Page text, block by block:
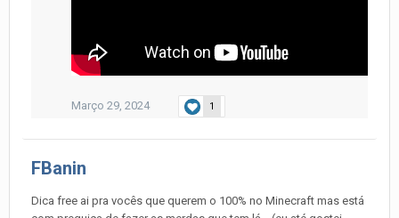
Março 29, 2024 1
FBanin
Dica free ai pra vocês que querem o 100% no Minecraft mas está